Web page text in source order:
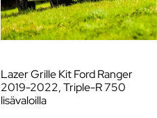
Lazer Grille Kit Ford Ranger
2019-2022, Triple-R 750
lisävaloilla